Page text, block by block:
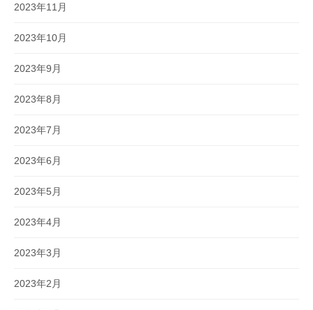
2023年11月
2023年10月
2023年9月
2023年8月
2023年7月
2023年6月
2023年5月
2023年4月
2023年3月
2023年2月